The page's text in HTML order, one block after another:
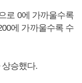
로 0에 가까울수록
에 가까울수록 수
승했다.